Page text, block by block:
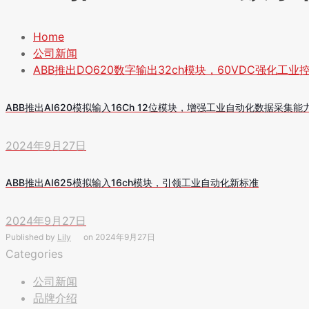
Home
公司新闻
ABB推出DO620数字输出32ch模块，60VDC强化工业
ABB推出AI620模拟输入16Ch 12位模块，增强工业自动化数据采集能
2024年9月27日
ABB推出AI625模拟输入16ch模块，引领工业自动化新标准
2024年9月27日
Published by Lily on 2024年9月27日
Categories
公司新闻
品牌介绍